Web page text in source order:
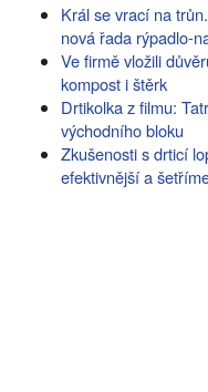
Král se vrací na
nová řada rýpadlo-
Ve firmě vložili
kompost i štěrk
Drtikolka z filmu:
východního bloku
Zkušenosti s drticí
efektivnější a